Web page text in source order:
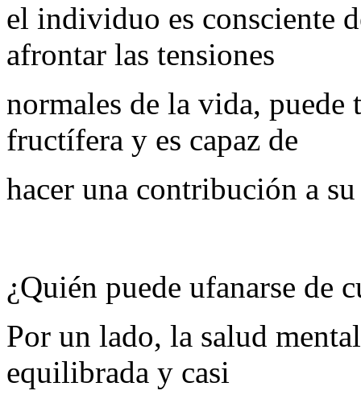
el individuo es consciente
afrontar las tensiones
normales de la vida,
fructífera y es capaz de
hacer una contribución a
¿Quién puede ufanarse de
Por un lado, la salud
equilibrada y casi